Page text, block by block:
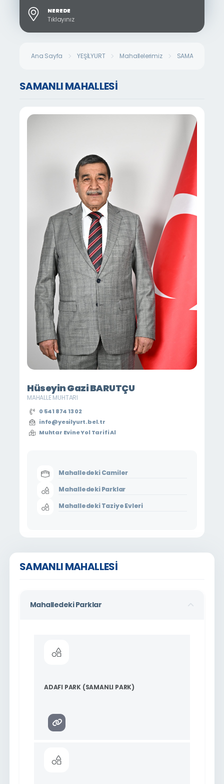
NEREDE
Tıklayınız
Ana Sayfa YEŞİLYURT Mahallelerimiz SAMANLI
SAMANLI MAHALLESİ
Hüseyin Gazi BARUTÇU
MAHALLE MUHTARI
0 541 874 13 02
info@yesilyurt.bel.tr
Muhtar Evine Yol Tarifi Al
Mahalledeki Camiler
Mahalledeki Parklar
Mahalledeki Taziye Evleri
SAMANLI MAHALLESİ
Mahalledeki Parklar
ADAFI PARK (SAMANLI PARK)